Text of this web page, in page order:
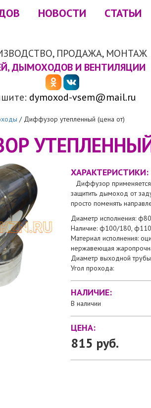
НОВОСТИ СТАТЬИ
ПРОДАЖА, МОНТАЖ
ДЫМОХОДОВ И ВЕНТИЛЯЦИИ
dymoxod-vsem@mail.ru
/ Диффузор утепленный (цена от)
ХАРАКТЕРИСТИКИ:
Диффузор применяется
защитить дымоход от
просто поменять
Диаметр исполнения:
Наличие: ф100/180,
Материал исполнения:
нержавеющая
Диаметр выходной
Угол прохода:
НАЛИЧИЕ:
В наличии
ЦЕНА:
815 руб.